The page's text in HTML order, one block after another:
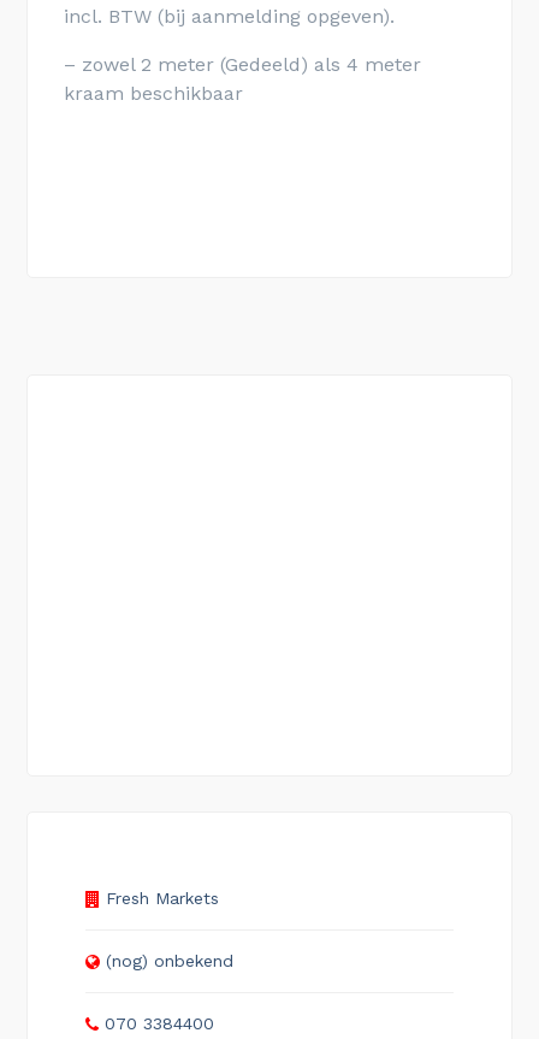
incl. BTW (bij aanmelding opgeven).
– zowel 2 meter (Gedeeld) als 4 meter
kraam beschikbaar
Fresh Markets
(nog) onbekend
070 3384400